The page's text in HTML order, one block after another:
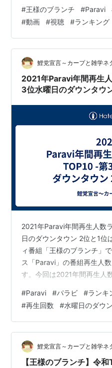
「99.9-刑事専門弁護士-」
インしています。現在放送
よく視聴することが多いの
トソング」は4位、日曜劇
ー～」は2位にランクインし
#王様のブランチ #Paravi
#動画 #視聴 #ランキング
鯉党宣言～カープと雑学ネ
2021年Paravi年間再生
3位水曜日のダウンタウ
2021年Paravi年間再生人数
日のダウンタウン 2位と1位
ィ番組「王様のブランチ」
ス「Paravi」の番組再生人
す。今回は2021年間再生人
した日曜劇場「TOKYO
年の秋以降に放送された番
憶に新しいところです。 現
ショートアニメがParaviで
ています。。 さらに、劇場
#Paravi #パラビ #ランキ
#再生回数 #水曜日のダウ
鯉党宣言～カープと雑学ネ
【王様のブランチ】令